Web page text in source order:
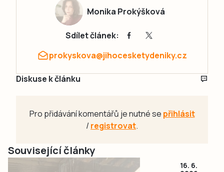
Monika Prokýšková
Sdílet článek:
prokyskova@jihocesketydeniky.cz
Diskuse k článku
Pro přidávání komentářů je nutné se přihlásit
/registrovat.
Související články
16. 6.